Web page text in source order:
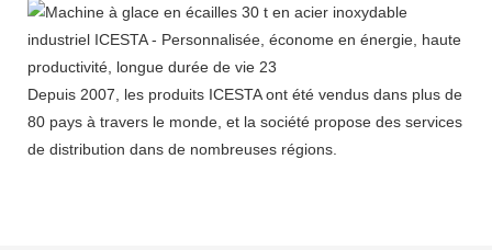
Depuis 2007, les produits ICESTA ont été vendus dans plus de
80 pays à travers le monde, et la société propose des services
de distribution dans de nombreuses régions.